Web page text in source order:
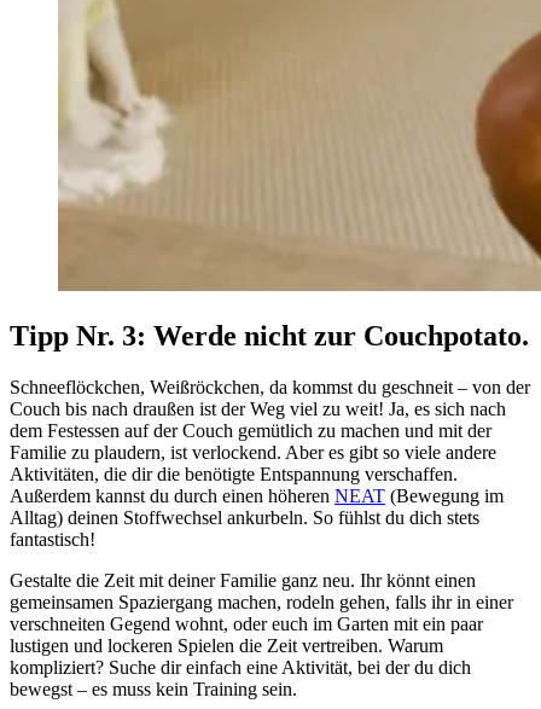
Tipp Nr. 3: Werde nicht zur Couchpotato.
Schneeflöckchen, Weißröckchen, da kommst du geschneit – von der
Couch bis nach draußen ist der Weg viel zu weit! Ja, es sich nach
dem Festessen auf der Couch gemütlich zu machen und mit der
Familie zu plaudern, ist verlockend. Aber es gibt so viele andere
Aktivitäten, die dir die benötigte Entspannung verschaffen.
Außerdem kannst du durch einen höheren NEAT (Bewegung im
Alltag) deinen Stoffwechsel ankurbeln. So fühlst du dich stets
fantastisch!
Gestalte die Zeit mit deiner Familie ganz neu. Ihr könnt einen
gemeinsamen Spaziergang machen, rodeln gehen, falls ihr in einer
verschneiten Gegend wohnt, oder euch im Garten mit ein paar
lustigen und lockeren Spielen die Zeit vertreiben. Warum
kompliziert? Suche dir einfach eine Aktivität, bei der du dich
bewegst – es muss kein Training sein.